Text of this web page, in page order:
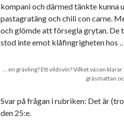
kompani och därmed tänkte kunna
pastagratäng och chili con carne.
och glömde att försegla grytan. De
stod inte emot klåfingrigheten hos
… en grävling? Ett vildsvin? Vilket väsen
gräsmattan
Svar på frågan i rubriken: Det är
den 25:e.